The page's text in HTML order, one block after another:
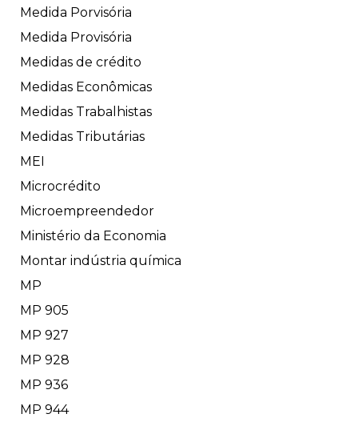
Medida Porvisória
Medida Provisória
Medidas de crédito
Medidas Econômicas
Medidas Trabalhistas
Medidas Tributárias
MEI
Microcrédito
Microempreendedor
Ministério da Economia
Montar indústria química
MP
MP 905
MP 927
MP 928
MP 936
MP 944